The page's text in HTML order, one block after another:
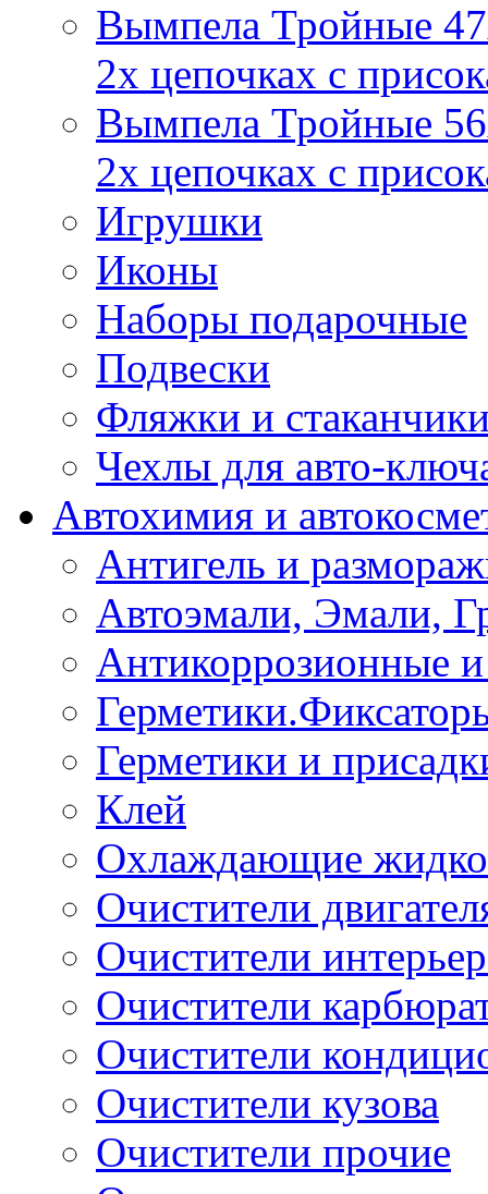
Вымпела Тройные
2х цепочках с
Вымпела Тройные
2х цепочках с
Игрушки
Иконы
Наборы подарочные
Подвески
Фляжки и
Чехлы для авто-
Автохимия и
Антигель и
Автоэмали, Эмали,
Антикоррозионные
Герметики и
Клей
Охлаждающие
Очистители
Очистители
Очистители
Очистители
Очистители кузова
Очистители прочие